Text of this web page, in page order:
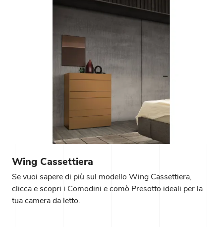
Wing Cassettiera
Se vuoi sapere di più sul modello Wing Cassettiera,
clicca e scopri i Comodini e comò Presotto ideali per la
tua camera da letto.